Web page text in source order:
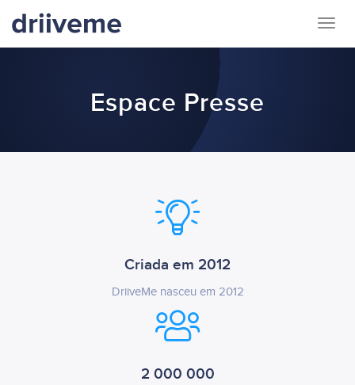
Espace Presse
Criada em 2012
DriiveMe nasceu em 2012
2 000 000